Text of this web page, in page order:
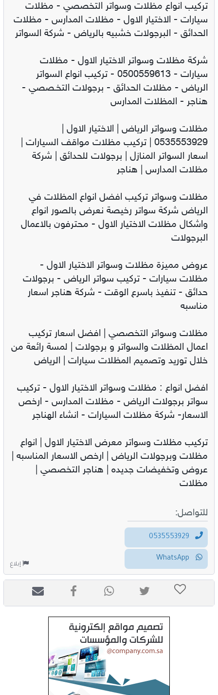
تركيب انواع مظلات وسواتر التخصصي - مظلات
سيارات - الاختيار الاول - مظلات المدارس - مظلات
الحدائق - البرجولات خشبيه بالرياض - شركة السواتر
شركة مظلات وسواتر الاختيار الاول - مظلات
سيارات - 0500559613 - تركيب انواع السواتر
الرياض - مظلات الحدائق - برجولات التخـصصي -
هناجر - المظلات المدارس
مظلات وسواتر الرياض | الاختيار الاول |
0535553929 | تركيب مظلات مواقف السيارات |
اسعار السواتر المنازل | برجولات للحدائق | شركة
مظلات المدارس | هناجر
مظلات وسواتر تركيب افضل انواع المظلات في
الرياض شركة سواتر رخيصة نعرض بالصور انواع
واشكال مظلات الاختيار الاول - محترفون بالاعمال
البرجولات
عروض مميزة مظلات وسواتر الاختيار الاول -
مظلات سيارات - تركيب سواتر الرياض - برجولات
حدائق - تنفيذ باسرع الوقت - شركة هناجر اسعار
مناسبه
مظلات وسواتر التخصصي | افضل اسعار تركيب
اعمال المظلات والسواتر و برجولات | لمسة رائعة من
خلال توريد وتصميم المظلات سيارات | الرياض
افضل انواع : مظلات وسواتر الاختيار الاول - تركيب
سواتر برجولات الرياض - مظلات المدارس - ارخص
الاسعار- شركة مظلات السيارات - انشاء الهناجر
تركيب مظلات وسواتر معرض الاختيار الاول | انواع
مظلات وبرجولات الرياض | ارخص الاسعار المناسبه |
عروض وتخفيضات جديده | هناجر التخصصي |
مظلات
للتواصل:
إبلاغ